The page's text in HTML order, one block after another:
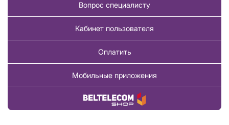
Вопрос специалисту
Кабинет пользователя
Оплатить
Мобильные приложения
Купить товар